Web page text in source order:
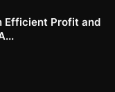
Efficient Profit and